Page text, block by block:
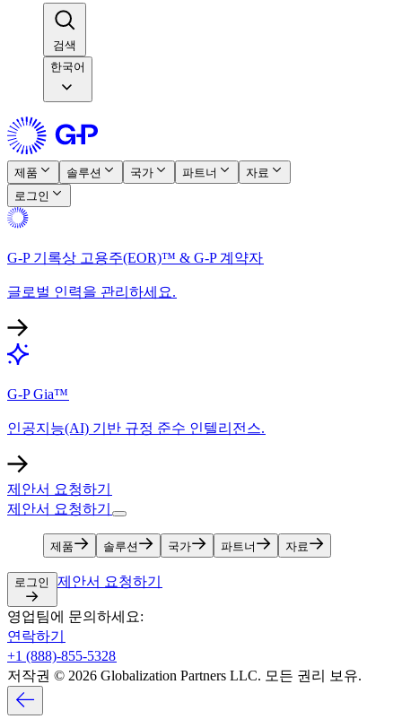
검색​​
한국어
제품​​ 솔루션​​ 국가​​ 파트너​​
자료​​
로그인​​
G-P 기록상 고용주(EOR)™ & G-P 계약자​​
글로벌 인력을 관리하세요.​​
G-P Gia™​​
인공지능(AI) 기반 규정 준수 인텔리전스.​​
제안서 요청하기​​
제안서 요청하기​​
제품​​ 솔루션​​ 국가​​ 파트너​​ 자료​​
로그인​​ 제안서 요청하기​​
영업팀에 문의하세요:​​
연락하기​​
+1 (888)-855-5328​​
저작권 © 2026 Globalization Partners LLC. 모든 권리 보유.​​